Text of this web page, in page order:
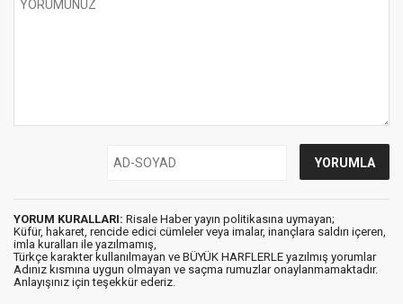
YORUM KURALLARI: Risale Haber yayın politikasına uymayan;
Küfür, hakaret, rencide edici cümleler veya imalar, inançlara saldırı içeren,
imla kuralları ile yazılmamış,
Türkçe karakter kullanılmayan ve BÜYÜK HARFLERLE yazılmış yorumlar
Adınız kısmına uygun olmayan ve saçma rumuzlar onaylanmamaktadır.
Anlayışınız için teşekkür ederiz.